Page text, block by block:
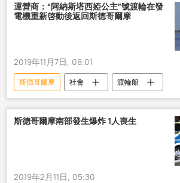
運營商：“阿納斯塔西婭公主”號渡輪在發
電機重新啓動後返回斯德哥爾摩
2019年11月7日, 08:01
斯德哥爾摩 社會 渡輪船
斯德哥爾摩南部發生爆炸 1人喪生
2019年2月11日, 05:30